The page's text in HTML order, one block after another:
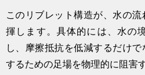
このリブレット構造が、水の
揮します。具体的には、水の
し、摩擦抵抗を低減するだけ
するための足場を物理的に阻害